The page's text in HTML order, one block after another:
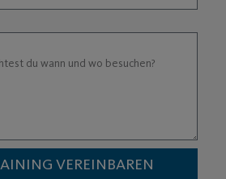
VEREINBAREN